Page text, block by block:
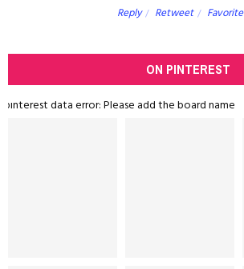
Reply Retweet Favorite
ON PINTEREST
pinterest data error: Please add the board name